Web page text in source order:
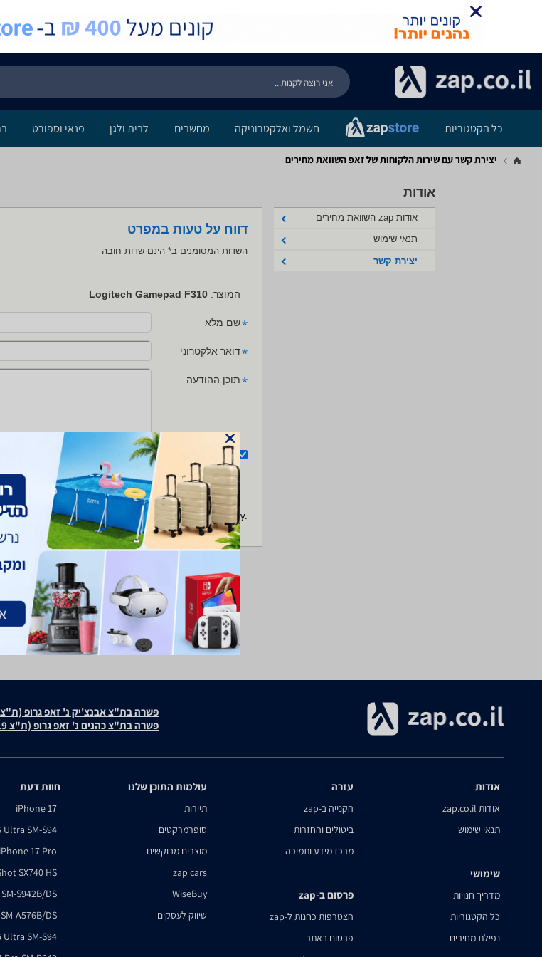
כל הקטגוריות חשמל ואלקטרוניקה מחשבים לבית ולגן פנאי וספורט
יצירת קשר עם שירות הלקוחות של זאפ השוואת מחירים
אודות
אודות zap השוואת מחירים
תנאי שימוש
יצירת קשר
דווח על טעות במפרט
השדות המסומנים ב* הינם שדות חובה
המוצר: Logitech Gamepad F310
*שם מלא
*דואר אלקטרוני
*תוכן ההודעה
אני מאשר/ת את תנאי השימוש מדיניות הפרטיות
and the GooglePrivacy Policy and Terms of Serviceapply.
פשרה בת"צ אבנצ'יק נ' זאפ גרופ (ת"צ 23008-08-20)
פשרה בת"צ כהנים נ' זאפ גרופ (ת"צ 60371-12-19)
אודות
אודות zap.co.il
תנאי שימוש
שימושי
מדריך חנויות
כל הקטגוריות
נפילת מחירים
עזרה
הקנייה ב-zap
ביטולים והחזרות
מרכז מידע ותמיכה
פרסום ב-zap
הצטרפות כחנות ל-zap
פרסום באתר
עולמות התוכן שלנו
תיירות
סופרמרקטים
מוצרים מבוקשים
zap cars
WiseBuy
שיווק לעסקים
חוות דעת
iPhone 17
Ultra SM-S94
iPhone 17 Pro
SX740 HS
S942B/DS
A576B/DS
Ultra SM-S94